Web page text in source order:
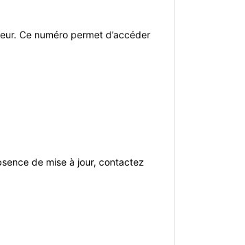
Ce numéro permet d’accéder
de mise à jour, contactez